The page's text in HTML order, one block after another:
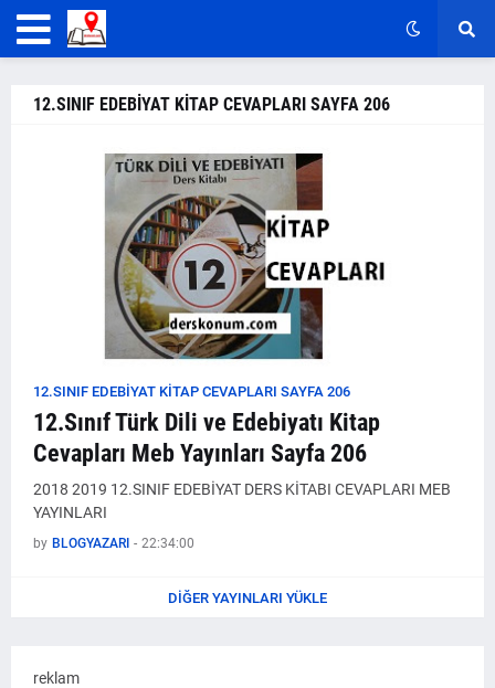
12.SINIF EDEBİYAT KİTAP CEVAPLARI SAYFA 206
12.SINIF EDEBİYAT KİTAP CEVAPLARI SAYFA 206
12.Sınıf Türk Dili ve Edebiyatı Kitap
Cevapları Meb Yayınları Sayfa 206
2018 2019 12.SINIF EDEBİYAT DERS KİTABI CEVAPLARI MEB
YAYINLARI
by BLOGYAZARI - 22:34:00
DIĞER YAYINLARI YÜKLE
reklam